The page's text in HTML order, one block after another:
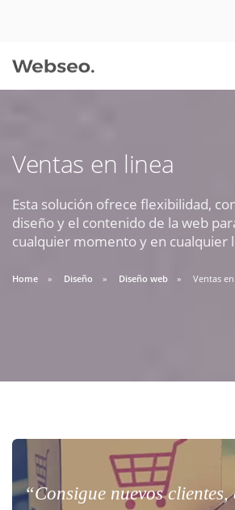
Ventas en linea
Esta solución ofrece flexibilidad,
diseño y el contenido de la web
cualquier momento y en cualquier
Home Diseño Diseño web Ventas
“Consigue nuevos
09:30 AM A 18:30 PM
soporte@webseo.cl